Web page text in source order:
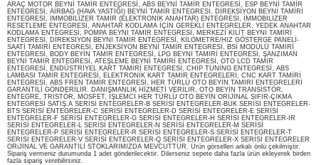
ARAÇ MOTOR BEYNİ TAMİR ENTEGRESİ, ABS BEYNİ TAMİR ENTEGRESİ, ESP BEYNİ TAMİR
ENTEGRESİ, AİRBAG (HAVA YASTIĞI) BEYNİ TAMİR ENTEGRESİ, DİREKSİYON BEYNİ TAMİRİ
ENTEGRESİ, İMMOBİLİZER TAMİR (ELEKTRONİK ANAHTAR) ENTEGRESİ, İMMOBİLİZER
RESETLEME ENTEGRESİ, ANAHTAR KODLAMA İÇİN GEREKLİ ENTEGRELER, YEDEK ANAHTAR
KODLAMA ENTEGRESİ, POMPA BEYNİ TAMİR ENTEGRESİ, MERKEZİ KİLİT BEYNİ TAMİRİ
ENTEGRESİ, DİREKSİYON BEYNİ TAMİR ENTEGRESİ, KİLOMETRE/HIZ GÖSTERGE PANELİ-
SAATİ TAMİRİ ENTEGRESİ, ENJEKSİYON BEYNİ TAMİR ENTEGRESİ, BSİ MODÜLÜ TAMİRİ
ENTEGRESİ, BODY BEYİN TAMİR ENTEGRESİ, LPG BEYNİ TAMİRİ ENTEGRESİ, ŞANZIMAN
BEYNİ TAMİR ENTEGRESİ, ATEŞLEME BEYNİ TAMİRİ ENTEGRESİ, OTO LCD TAMİR
ENTEGRESİ, ENDÜSTRİYEL KART TAMİRİ ENTEGRESİ, CHİP TUNİNG ENTEGRESİ, ABS
LAMBASI TAMİR ENTEGRESİ, ELEKTRONİK KART TAMİR ENTEGRELERİ, CNC KART TAMİRİ
ENTEGRESİ, ABS FREN TAMİR ENTEGRESİ, HER TÜRLÜ OTO BEYİN TAMİRİ ENTEGRELERİ
GARANTİLİ GÖNDERİLİR. DANIŞMANLIK HİZMETİ VERİLİR, OTO BEYİN TRANSİSTÖR,
ENTEGRE, TRİSTÖR, MOSFET, İŞLEMCİ HER TÜRLÜ OTO BEYİN ORİJİNAL SIFIR-ÇIKMA
ENTEGRESİ SATIŞ.A SERİSİ ENTEGRELER-B SERİSİ ENTEGRELER-BUK SERİSİ ENTEGRELER-
BTS SERİSİ ENTEGRELER-C SERİSİ ENTEGRELER-D SERİSİ ENTEGRELER-E SERİSİ
ENTEGRELER-F SERİSİ ENTEGRELER-G SERİSİ ENTEGRELER-H SERİSİ ENTEGRELER-IR
SERİSİ ENTEGRELER-L SERİSİ ENTEGRELER-N SERİSİ ENTEGRELER-M SERİSİ
ENTEGRELER-P SERİSİ ENTEGRELER-R SERİSİ ENTEGRELER-S SERİSİ ENTEGRELER-T
SERİSİ ENTEGRELER-V SERİSİ ENTEGRELER-Q SERİSİ ENTEGRELER-X SERİSİ ENTEGRELER
ORiJİNAL VE GARANTİLİ STOKLARIMIZDA MEVCUTTUR. Ürün görselleri arkalı önlü çekilmiştir.
Sipariş vermeniz durumunda 1 adet gönderilecektir. Dilerseniz sepete daha fazla ürün ekleyerek birden
fazla sipariş verebilirsiniz.